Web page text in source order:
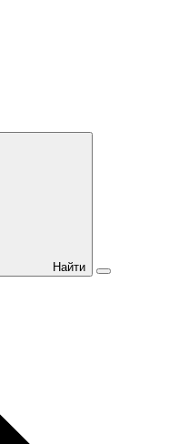
Найти